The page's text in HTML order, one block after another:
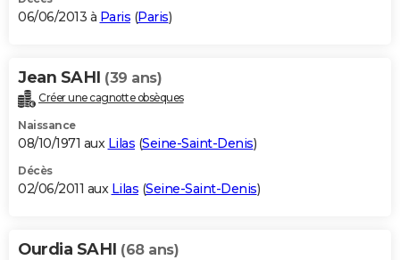
06/06/2013 à Paris (Paris)
Jean SAHI (39 ans)
Créer une cagnotte obsèques
Naissance
08/10/1971 aux Lilas (Seine-Saint-Denis)
Décès
02/06/2011 aux Lilas (Seine-Saint-Denis)
Ourdia SAHI (68 ans)